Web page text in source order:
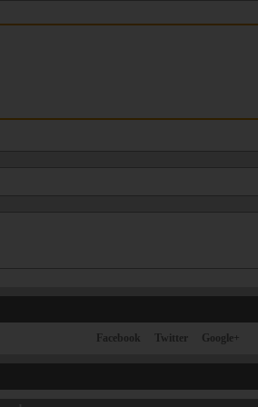
Facebook Twitter Google+